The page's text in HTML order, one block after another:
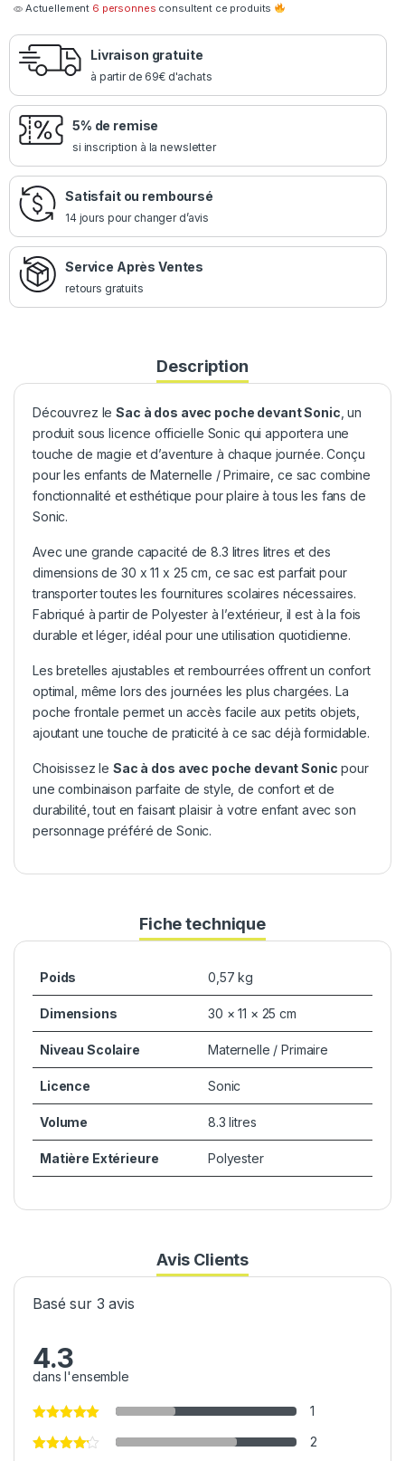
Actuellement 6 personnes consultent ce produits
Livraison gratuite
à partir de 69€ d'achats
5% de remise
si inscription à la newsletter
Satisfait ou remboursé
14 jours pour changer d’avis
Service Après Ventes
retours gratuits
Description
Découvrez leSac à dos avec poche devant Sonic , un
produit sous licence officielle Sonic qui apportera une
touche de magie et d’aventure à chaque journée. Conçu
pour les enfants de Maternelle / Primaire, ce sac combine
fonctionnalité et esthétique pour plaire à tous les fans de
Sonic.
Avec une grande capacité de 8.3 litres litres et des
dimensions de 30 x 11 x 25 cm, ce sac est parfait pour
transporter toutes les fournitures scolaires nécessaires.
Fabriqué à partir de Polyester à l’extérieur, il est à la fois
durable et léger, idéal pour une utilisation quotidienne.
Les bretelles ajustables et rembourrées offrent un confort
optimal, même lors des journées les plus chargées. La
poche frontale permet un accès facile aux petits objets,
ajoutant une touche de praticité à ce sac déjà formidable.
Choisissez leSac à dos avec poche devant Sonic pour
une combinaison parfaite de style, de confort et de
durabilité, tout en faisant plaisir à votre enfant avec son
personnage préféré de Sonic.
Fiche technique
Poids 0,57 kg
Dimensions 30 × 11 × 25 cm
Niveau Scolaire Maternelle / Primaire
Licence Sonic
Volume 8.3 litres
Matière Extérieure Polyester
Avis Clients
Basé sur 3 avis
4.3
dans l'ensemble
1
2